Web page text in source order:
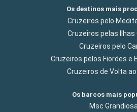
Os destinos mais
Cruzeiros pelo
Cruzeiros pelas Ilhas
Cruzeiros pelo
Cruzeiros pelos Fiordes e
Cruzeiros de Volta
Os barcos mais
Msc Grandiosa